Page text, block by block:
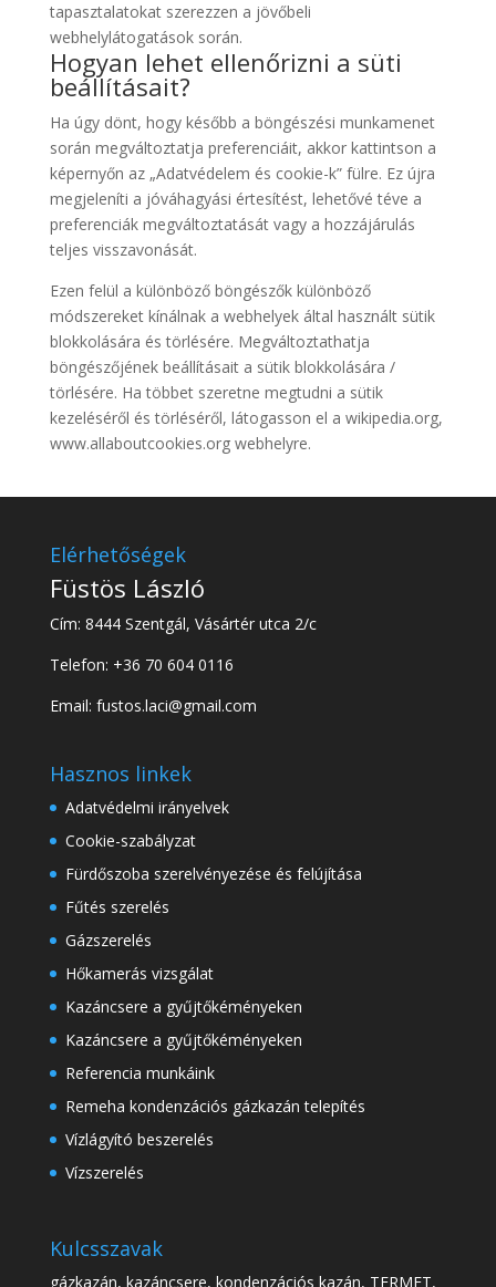
tapasztalatokat szerezzen a jövőbeli
webhelylátogatások során.
Hogyan lehet ellenőrizni a süti
beállításait?
Ha úgy dönt, hogy később a böngészési munkamenet
során megváltoztatja preferenciáit, akkor kattintson a
képernyőn az „Adatvédelem és cookie-k” fülre. Ez újra
megjeleníti a jóváhagyási értesítést, lehetővé téve a
preferenciák megváltoztatását vagy a hozzájárulás
teljes visszavonását.
Ezen felül a különböző böngészők különböző
módszereket kínálnak a webhelyek által használt sütik
blokkolására és törlésére. Megváltoztathatja
böngészőjének beállításait a sütik blokkolására /
törlésére. Ha többet szeretne megtudni a sütik
kezeléséről és törléséről, látogasson el a wikipedia.org,
www.allaboutcookies.org webhelyre.
Elérhetőségek
Füstös László
Cím: 8444 Szentgál, Vásártér utca 2/c
Telefon: +36 70 604 0116
Email: fustos.laci@gmail.com
Hasznos linkek
Adatvédelmi irányelvek
Cookie-szabályzat
Fürdőszoba szerelvényezése és felújítása
Fűtés szerelés
Gázszerelés
Hőkamerás vizsgálat
Kazáncsere a gyűjtőkéményeken
Kazáncsere a gyűjtőkéményeken
Referencia munkáink
Remeha kondenzációs gázkazán telepítés
Vízlágyító beszerelés
Vízszerelés
Kulcsszavak
gázkazán, kazáncsere, kondenzációs kazán, TERMET,